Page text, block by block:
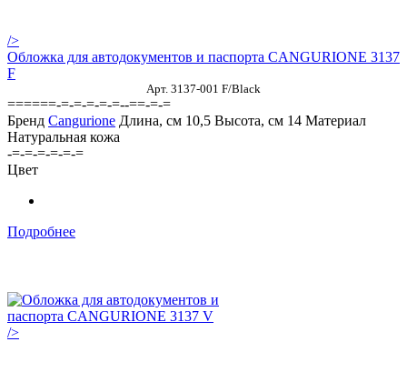
/>
Обложка для автодокументов и паспорта CANGURIONE 3137
F
Арт. 3137-001 F/Black
======-=-=-=-=-=--==-=-=
Бренд Cangurione Длина, см 10,5 Высота, см 14 Материал
Натуральная кожа
-=-=-=-=-=-=
Цвет
Подробнее
/>